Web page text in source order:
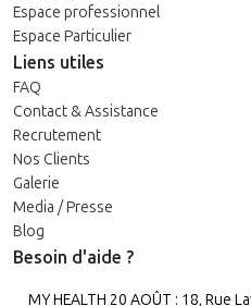
Espace professionnel
Espace Particulier
Liens utiles
FAQ
Contact & Assistance
Recrutement
Nos Clients
Galerie
Media / Presse
Blog
Besoin d'aide ?
MY HEALTH 20 AOÛT : 18, Rue